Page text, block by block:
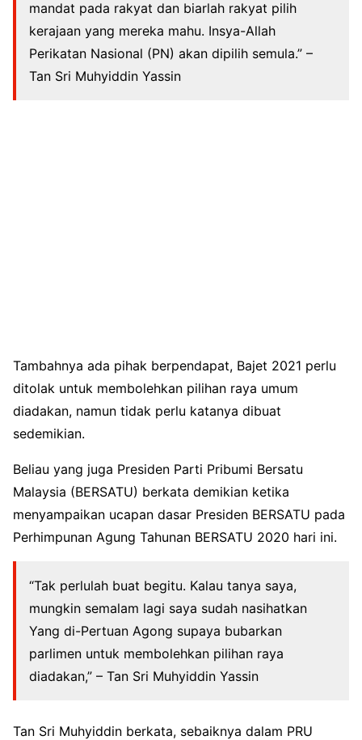
mandat pada rakyat dan biarlah rakyat pilih
kerajaan yang mereka mahu. Insya-Allah
Perikatan Nasional (PN) akan dipilih semula.” –
Tan Sri Muhyiddin Yassin
Tambahnya ada pihak berpendapat, Bajet 2021 perlu
ditolak untuk membolehkan pilihan raya umum
diadakan, namun tidak perlu katanya dibuat
sedemikian.
Beliau yang juga Presiden Parti Pribumi Bersatu
Malaysia (BERSATU) berkata demikian ketika
menyampaikan ucapan dasar Presiden BERSATU pada
Perhimpunan Agung Tahunan BERSATU 2020 hari ini.
“Tak perlulah buat begitu. Kalau tanya saya,
mungkin semalam lagi saya sudah nasihatkan
Yang di-Pertuan Agong supaya bubarkan
parlimen untuk membolehkan pilihan raya
diadakan,” – Tan Sri Muhyiddin Yassin
Tan Sri Muhyiddin berkata, sebaiknya dalam PRU